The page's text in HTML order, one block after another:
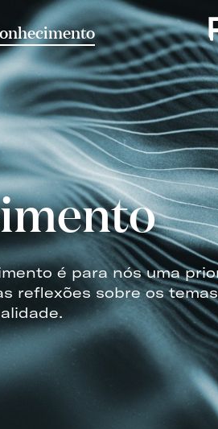
é para nós uma
reflexões sobre os